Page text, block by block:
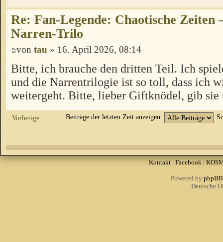
Re: Fan-Legende: Chaotische Zeiten
Narren-Trilo
von tau » 16. April 2026, 08:14
Bitte, ich brauche den dritten Teil. Ich
und die Narrentrilogie ist so toll, dass ich
weitergeht. Bitte, lieber Giftknödel, gib sie
Vorherige Beiträge der letzten Zeit anzeigen:
Kontakt| Facebook|
Powered by phpBB
Deutsche